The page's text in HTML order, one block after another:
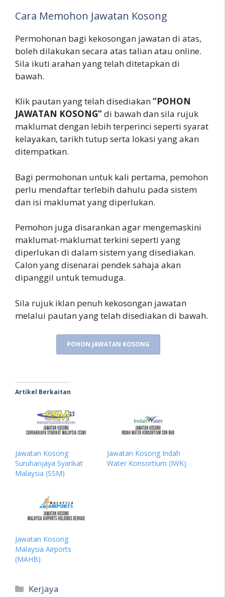
Cara Memohon Jawatan Kosong
Permohonan bagi kekosongan jawatan di atas,
boleh dilakukan secara atas talian atau online.
Sila ikuti arahan yang telah ditetapkan di
bawah.
Klik pautan yang telah disediakan“POHON
JAWATAN KOSONG”di bawah dan sila rujuk
maklumat dengan lebih terperinci seperti syarat
kelayakan, tarikh tutup serta lokasi yang akan
ditempatkan.
Bagi permohonan untuk kali pertama, pemohon
perlu mendaftar terlebih dahulu pada sistem
dan isi maklumat yang diperlukan.
Pemohon juga disarankan agar mengemaskini
maklumat-maklumat terkini seperti yang
diperlukan di dalam sistem yang disediakan.
Calon yang disenarai pendek sahaja akan
dipanggil untuk temuduga.
Sila rujuk iklan penuh kekosongan jawatan
melalui pautan yang telah disediakan di bawah.
POHON JAWATAN KOSONG
Artikel Berkaitan
Jawatan Kosong
Suruhanjaya Syarikat
Malaysia (SSM)
Jawatan Kosong Indah
Water Konsortium (IWK)
Jawatan Kosong
Malaysia Airports
(MAHB)
Categories
Kerjaya